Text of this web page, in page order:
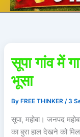
सूपा गांव में
भूसा
By FREE THINKER/3
सूपा, महोबा। जनपद
का बुरा हाल देखने को